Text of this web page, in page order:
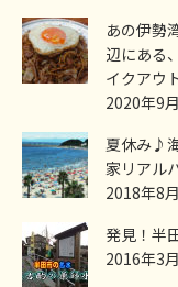
あの伊勢
辺にある
イクアウ
2020年9
夏休み♪
家リアル
2018年8
発見！半
2016年3